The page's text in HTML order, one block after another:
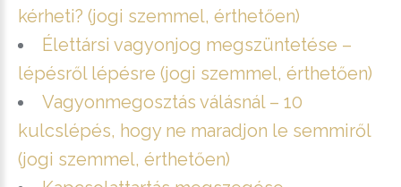
kérheti? (jogi szemmel, érthetően)
Élettársi vagyonjog megszüntetése –
lépésről lépésre (jogi szemmel, érthetően)
Vagyonmegosztás válásnál – 10
kulcslépés, hogy ne maradjon le semmiről
(jogi szemmel, érthetően)